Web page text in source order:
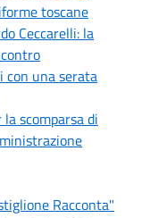
toscane
Ceccarelli: la
con una serata
scomparsa di
Racconta"